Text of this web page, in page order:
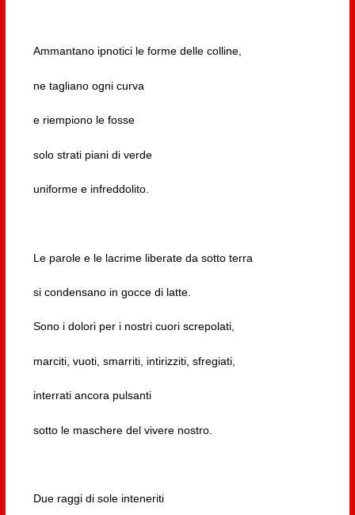
Ammantano ipnotici le forme delle colline,
ne tagliano ogni curva
e riempiono le fosse
solo strati piani di verde
uniforme e infreddolito.
Le parole e le lacrime liberate da sotto terra
si condensano in gocce di latte.
Sono i dolori per i nostri cuori screpolati,
marciti, vuoti, smarriti, intirizziti, sfregiati,
interrati ancora pulsanti
sotto le maschere del vivere nostro.
Due raggi di sole inteneriti